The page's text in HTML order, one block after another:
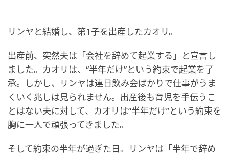
リンヤと結婚し、第1子を出産したカオリ。
出産前、突然夫は「会社を辞めて起業する」と宣言し
ました。カオリは、“半年だけ”という約束で起業を了
承。しかし、リンヤは連日飲み会ばかりで仕事がうま
くいく兆しは見られません。出産後も育児を手伝うこ
とはない夫に対して、カオリは“半年だけ”という約束を
胸に一人で頑張ってきました。
そして約束の半年が過ぎた日。リンヤは「半年で辞め